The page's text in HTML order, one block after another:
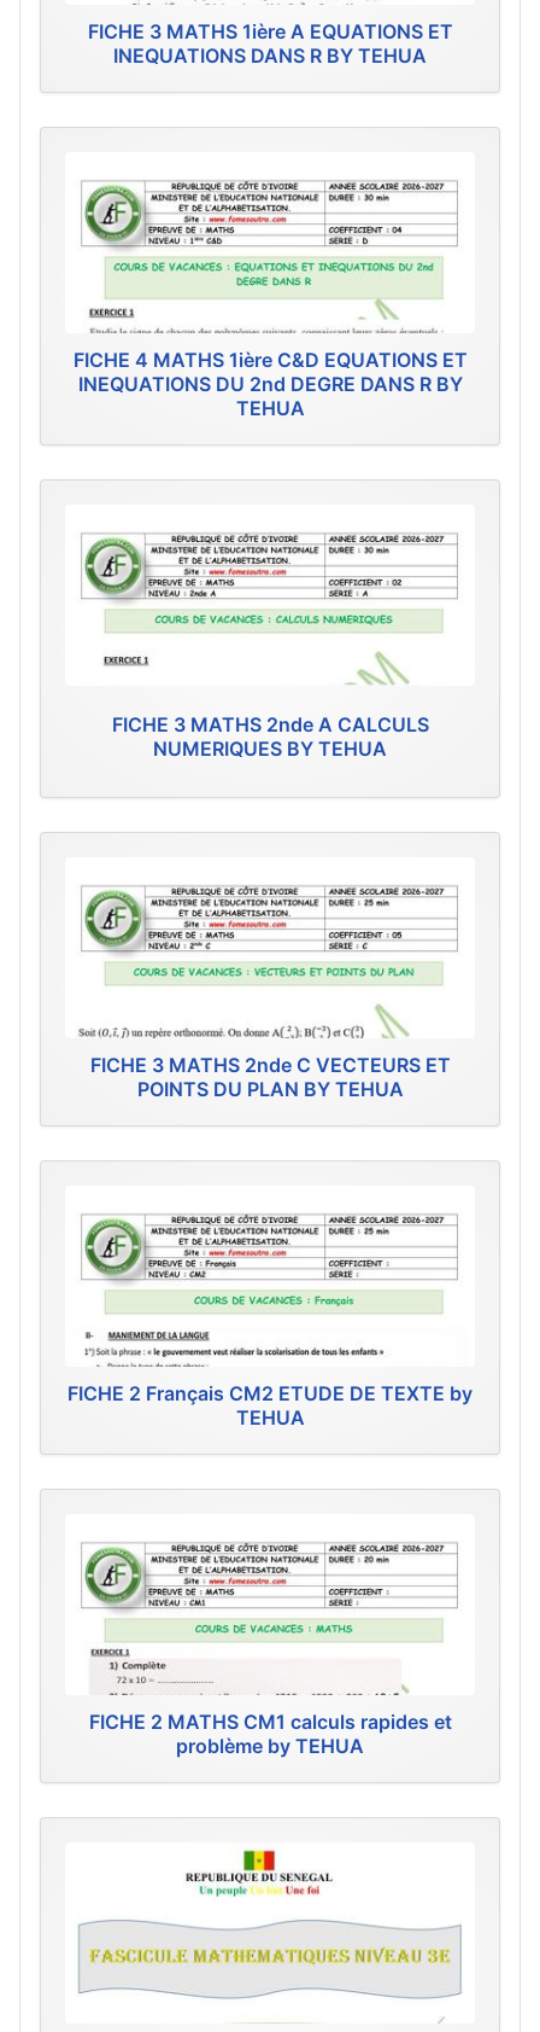
FICHE 3 MATHS 1ière A EQUATIONS ET
INEQUATIONS DANS R BY TEHUA
FICHE 4 MATHS 1ière C&D EQUATIONS ET
INEQUATIONS DU 2nd DEGRE DANS R BY
TEHUA
FICHE 3 MATHS 2nde A CALCULS
NUMERIQUES BY TEHUA
FICHE 3 MATHS 2nde C VECTEURS ET
POINTS DU PLAN BY TEHUA
FICHE 2 Français CM2 ETUDE DE TEXTE by
TEHUA
FICHE 2 MATHS CM1 calculs rapides et
problème by TEHUA